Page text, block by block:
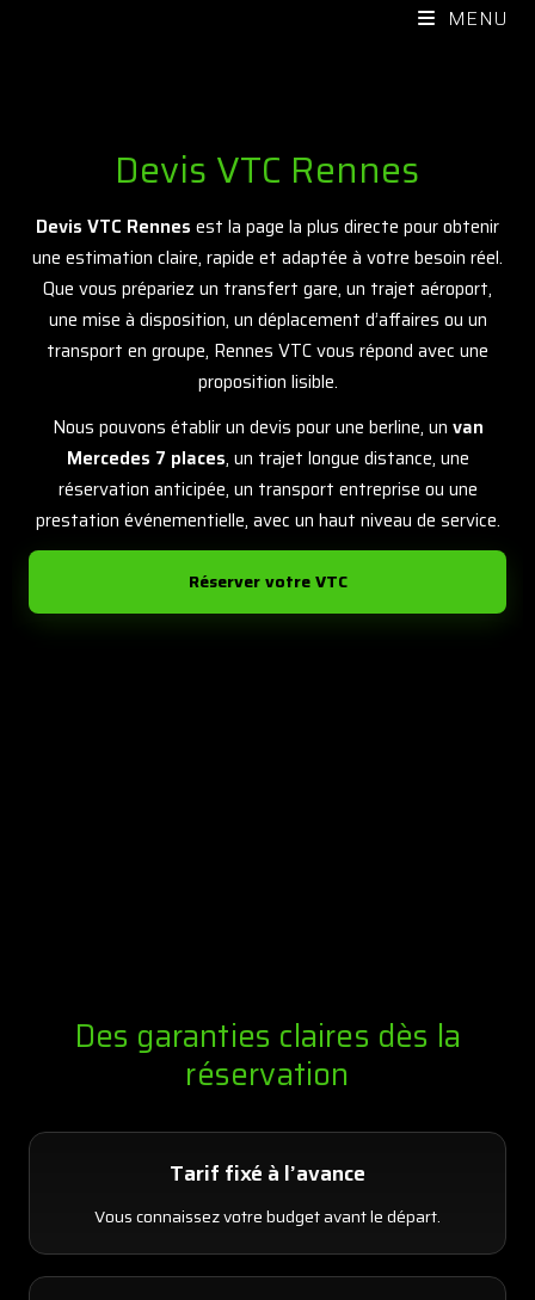
MENU
Devis VTC Rennes
Devis VTC Rennes est la page la plus directe pour obtenir
une estimation claire, rapide et adaptée à votre besoin réel.
Que vous prépariez un transfert gare, un trajet aéroport,
une mise à disposition, un déplacement d’affaires ou un
transport en groupe, Rennes VTC vous répond avec une
proposition lisible.
Nous pouvons établir un devis pour une berline, un van
Mercedes 7 places, un trajet longue distance, une
réservation anticipée, un transport entreprise ou une
prestation événementielle, avec un haut niveau de service.
Réserver votre VTC
Des garanties claires dès la
réservation
Tarif fixé à l’avance
Vous connaissez votre budget avant le départ.